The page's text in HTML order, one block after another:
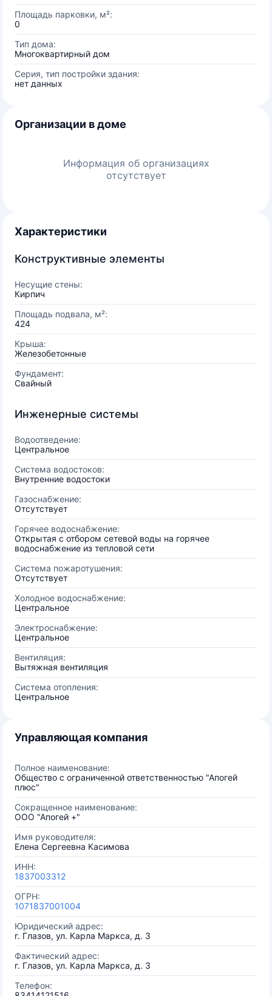
Площадь парковки, м²:
0
Тип дома:
Многоквартирный дом
Серия, тип постройки здания:
нет данных
Организации в доме
Информация об организациях
отсутствует
Характеристики
Конструктивные элементы
Несущие стены:
Кирпич
Площадь подвала, м²:
424
Крыша:
Железобетонные
Фундамент:
Свайный
Инженерные системы
Водоотведение:
Центральное
Система водостоков:
Внутренние водостоки
Газоснабжение:
Отсутствует
Горячее водоснабжение:
Открытая с отбором сетевой воды на горячее
водоснабжение из тепловой сети
Система пожаротушения:
Отсутствует
Холодное водоснабжение:
Центральное
Электроснабжение:
Центральное
Вентиляция:
Вытяжная вентиляция
Система отопления:
Центральное
Управляющая компания
Полное наименование:
Общество с ограниченной ответственностью "Апогей
плюс"
Сокращенное наименование:
ООО "Апогей +"
Имя руководителя:
Елена Сергеевна Касимова
ИНН:
1837003312
ОГРН:
1071837001004
Юридический адрес:
г. Глазов, ул. Карла Маркса, д. 3
Фактический адрес:
г. Глазов, ул. Карла Маркса, д. 3
Телефон: